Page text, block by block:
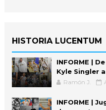
HISTORIA LUCENTUM
INFORME |
Kyle Singler
Ramón J.
INFORME |